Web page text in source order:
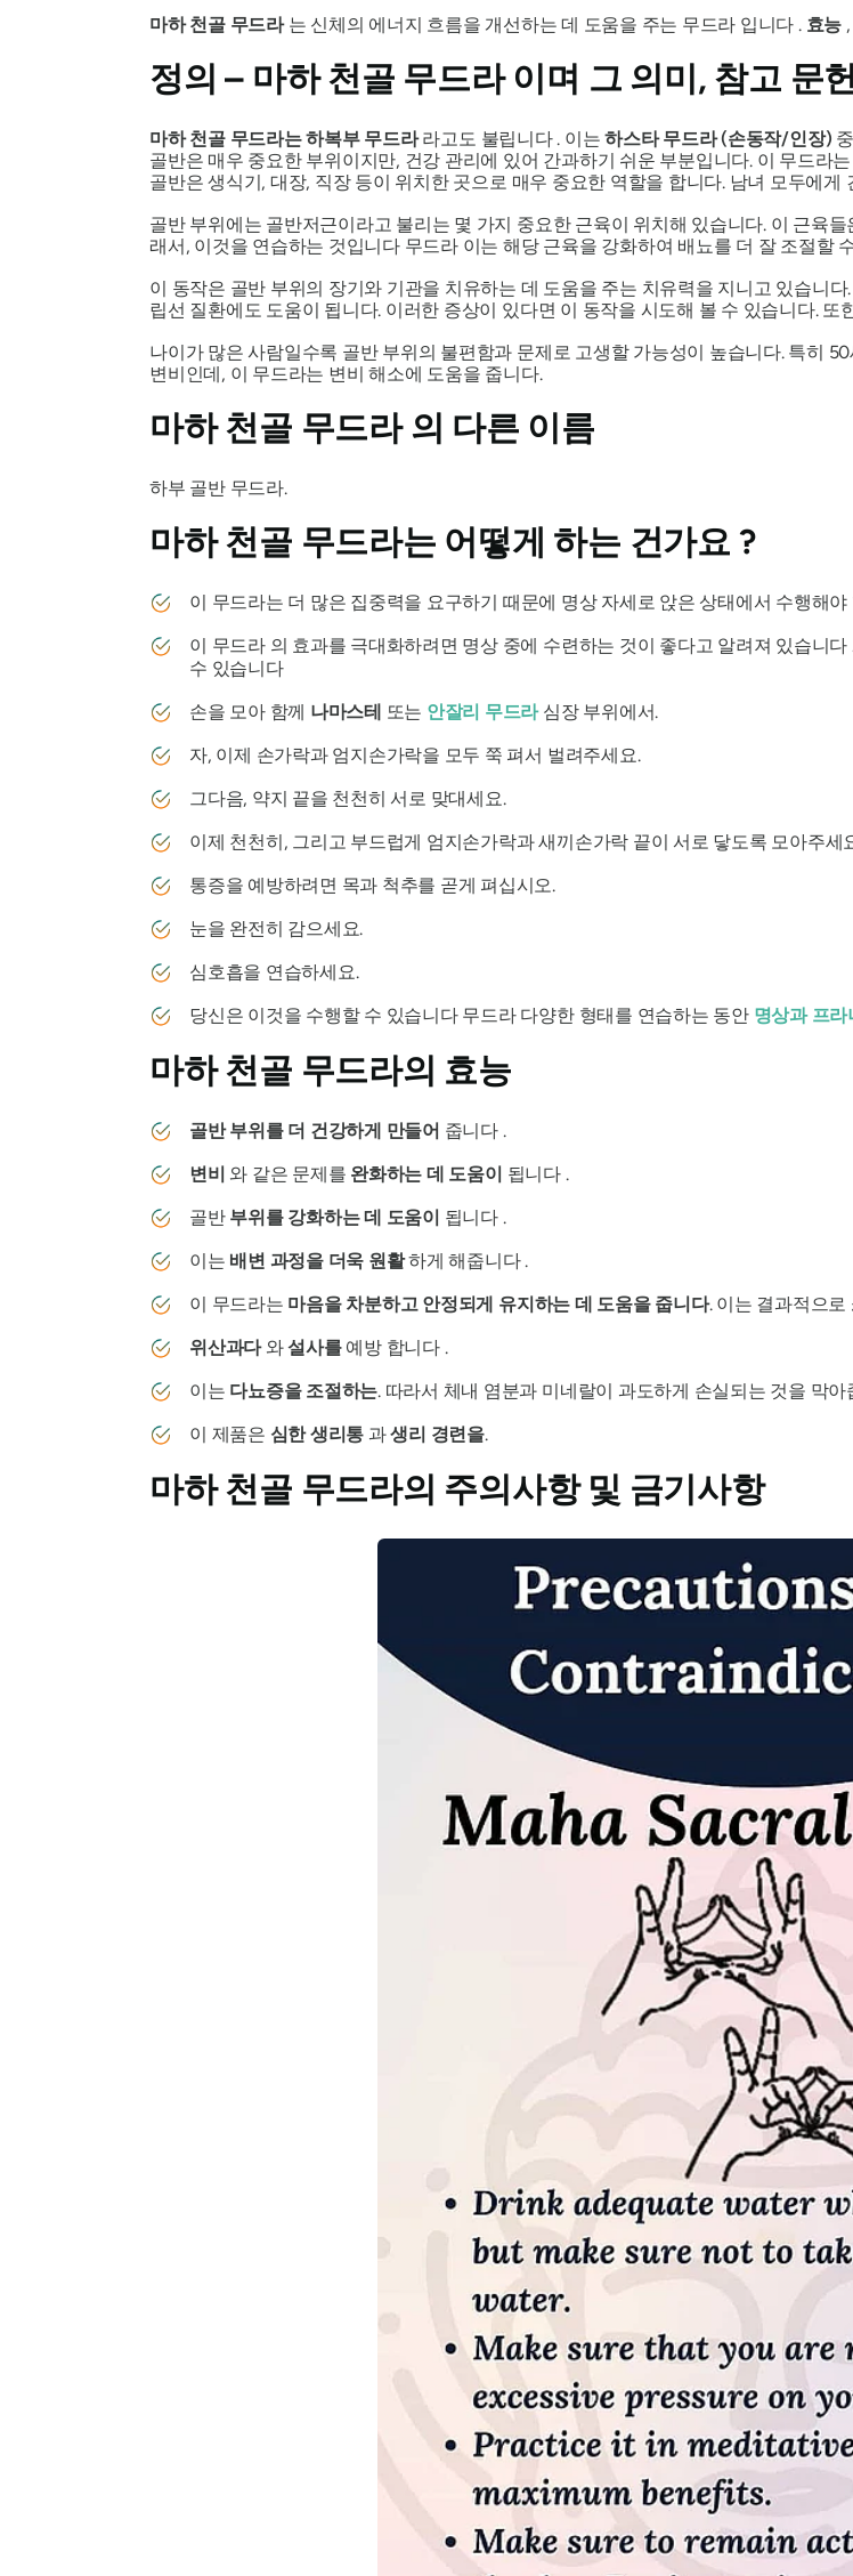
마하 천골 무드라는 신체의 에너지 흐름을 개선하는 데 도움을 주는 무드라 입니다 . 효능 ,
정의 – 마하 천골 무드라이며 그 의미, 참고 문
마하 천골 무드라는하복부 무드라라고도 불립니다 . 이는하스타 무드라(손동작/인장)
골반은 매우 중요한 부위이지만, 건강 관리에 있어 간과하기 쉬운 부분입니다. 이 무드라는
골반은 생식기, 대장, 직장 등이 위치한 곳으로 매우 중요한 역할을 합니다. 남녀 모두에
골반 부위에는 골반저근이라고 불리는 몇 가지 중요한 근육이 위치해 있습니다. 이 근육
래서, 이것을 연습하는 것입니다 무드라이는 해당 근육을 강화하여 배뇨를 더 잘 조절할
이 동작은 골반 부위의 장기와 기관을 치유하는 데 도움을 주는 치유력을 지니고 있습니
립선 질환에도 도움이 됩니다. 이러한 증상이 있다면 이 동작을 시도해 볼 수 있습니다.
나이가 많은 사람일수록 골반 부위의 불편함과 문제로 고생할 가능성이 높습니다. 특히
변비인데, 이 무드라는 변비 해소에 도움을 줍니다.
마하 천골 무드라의 다른 이름
하부 골반 무드라.
마하 천골 무드라는 어떻게 하는 건가요 ?
이 무드라는 더 많은 집중력을 요구하기 때문에 명상 자세로 앉은 상태에서 수행해야
이 무드라의 효과를 극대화하려면 명상 중에 수련하는 것이 좋다고 알려져 있습니다
수 있습니다
손을 모아 함께 나마스테 또는 안잘리 무드라심장 부위에서.
자, 이제 손가락과 엄지손가락을 모두 쭉 펴서 벌려주세요.
그다음, 약지 끝을 천천히 서로 맞대세요.
이제 천천히, 그리고 부드럽게 엄지손가락과 새끼손가락 끝이 서로 닿도록 모아주세
통증을 예방하려면 목과 척추를 곧게 펴십시오.
눈을 완전히 감으세요.
심호흡을 연습하세요.
당신은 이것을 수행할 수 있습니다 무드라다양한 형태를 연습하는 동안 명상과 프라
마하 천골 무드라의 효능
골반 부위를 더 건강하게 만들어 줍니다 .
변비 와 같은 문제를 완화하는 데 도움이 됩니다 .
골반 부위를 강화하는 데 도움이 됩니다 .
이는 배변 과정을 더욱 원활하게 해줍니다 .
이 무드라는 마음을 차분하고 안정되게 유지하는 데 도움을 줍니다. 이는 결과적으로
위산과다와설사를예방 합니다 .
이는 다뇨증을 조절하는. 따라서 체내 염분과 미네랄이 과도하게 손실되는 것을 막아
이 제품은 심한 생리통 과생리 경련을.
마하 천골 무드라의 주의사항 및 금기사항